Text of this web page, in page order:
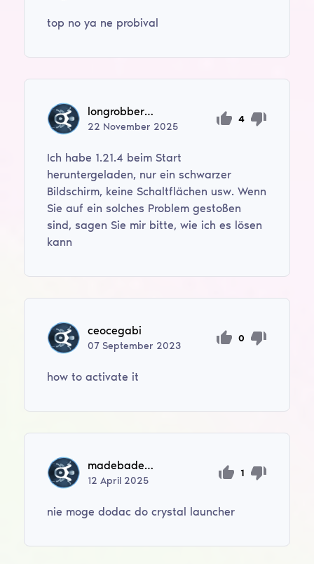
top no ya ne probival
longrobber26
22 November 2025
4
Ich habe 1.21.4 beim Start
heruntergeladen, nur ein schwarzer
Bildschirm, keine Schaltflächen usw. Wenn
Sie auf ein solches Problem gestoßen
sind, sagen Sie mir bitte, wie ich es lösen
kann
ceocegabi
07September 2023
0
how to activate it
madebademelone
12April 2025
1
nie moge dodac do crystal launcher